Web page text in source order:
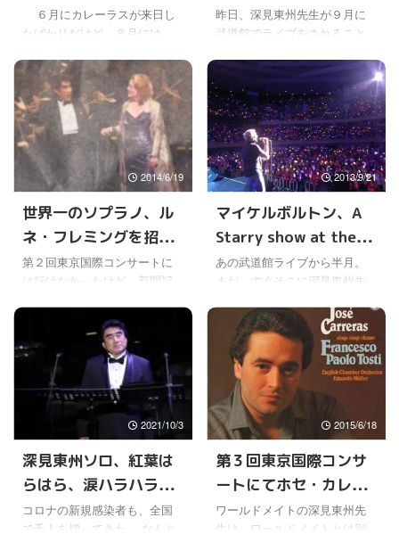
ミンゴ、深見東州先生
が出演
６月にカレーラスが来日し
たばかりだけど、８月には、
ド・ドミンゴと、深見東州の
なかまたち」が、開催され
る。 深見東州先生の大の友人
であるマイケル・ボルトンと
の共演コンサートも、７月１
４日にパシフィコ横浜で開催
されたばかりだけど、休む間
もなく立て続けに大きなコン
サートが続いていく。 マイケ
ル・ボルトンとのコンサート
の時にも、予告はされていた
けどね。一緒に行ったワール
った。自分も驚いたけど。 た
しかマイケ ...
ロイヤルアルバートホ
ールでも公演されてい
た
昨日、深見東州先生が９月に
武道館でライブをされること
書いた。 でも考えたら、すで
に１９９６年に、武道館どこ
ろではない世界の音楽の殿堂
カーネギーホールで、全米の
一流エンターテイナーを集め
て行われた「世界を華麗な舞
台に」に出演され、歌や指揮
を披露されていた。 あるい
は、これも世界的に有名なロ
ンドンのロイヤルアルバート
ホールでのコンサート、シド
ニーオペラハウスでのコンサ
タスな世界の檜舞台で何度か
公演されている。 &nb ...
2014/6/19
世界一のソプラノ、ル
ネ・フレミングを招い
て「東京国際コンサー
ト」が開催
第２回東京国際コンサートに
は行けなかったけど、新聞記
こう。 観に行った人による
と、まず世界一クラスのル
ネ・フレミングが日本に来る
事がすごい。それを呼べる深
見東州先生、IFACはすごいと
言っていた。 さらに、そんな
すごい人の歌を無料で観る事
れない事だと言っていた。 あ
まり詳しくないけど、クラッ
シック界のスーパースターク
ラスになると、普通で３万と
2013/9/21
マイケルボルトン、A
Starry show at the
Budokan in Toyko!
あの武道館ライブから半月。
まだ、すぐそこに深見東州先
ピーター・セテラがいて、熱
唱している姿が思い浮かぶ。
支部から行ったワールドメイ
トの仲間たちも、興奮から目
が覚めてない人が多い。 ま
た、来年も絶対に行こうねと
いうのが、最近の挨拶がわり
も、来年あるかどうかなん
て、神のみぞ知るところだか
らね。 ところで、いまさら言
うのもなんだけど、マイケ
2021/10/3
深見東州ソロ、紅葉は
らはら、涙ハラハラコ
ンサート! が仙台で開催
コロナの新規感染者も、全国
で千人を切ってきた。 なんと
2015/6/18
第３回東京国際コンサ
ートにてホセ・カレー
ラスと共演
ワールドメイトの深見東州先
生は、ワールドメイトとは別